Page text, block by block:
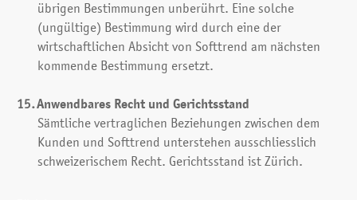
übrigen Bestimmungen unberührt. Eine solche
(ungültige) Bestimmung wird durch eine der
wirtschaftlichen Absicht von Softtrend am nächsten
kommende Bestimmung ersetzt.
Anwendbares Recht und Gerichtsstand
Sämtliche vertraglichen Beziehungen zwischen dem
Kunden und Softtrend unterstehen ausschliesslich
schweizerischem Recht. Gerichtsstand ist Zürich.